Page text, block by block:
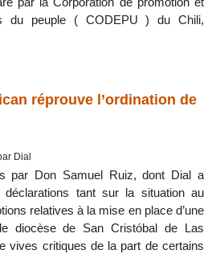
du peuple ( CODEPU ) du Chili,
réprouve l’ordination de
Dial
par Don Samuel Ruiz, dont Dial a
déclarations tant sur la situation au
relatives à la mise en place d’une
diocèse de San Cristóbal de Las
vives critiques de la part de certains